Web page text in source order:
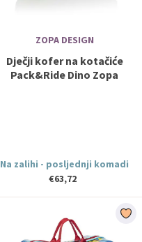
ZOPA DESIGN
Dječji kofer na kotačiće
Pack&Ride Dino Zopa
Na zalihi - posljednji komadi
€63,72